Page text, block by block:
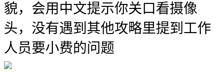
貌，会用中文提示你关口看摄像
头，没有遇到其他攻略里提到工作
人员要小费的问题